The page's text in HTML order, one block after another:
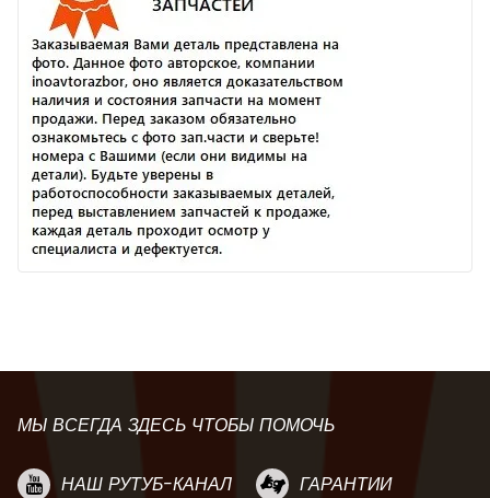
МЫ ВСЕГДА ЗДЕСЬ ЧТОБЫ ПОМОЧЬ
НАШ РУТУБ-КАНАЛ
ГАРАНТИИ